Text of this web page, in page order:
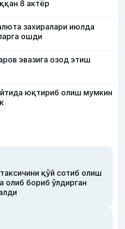
8 актёр
захиралари июлда
ошди
эвазига озод этиш
юқтириб олиш мумкин
қўй сотиб олиш
олиб бориб ўлдирган